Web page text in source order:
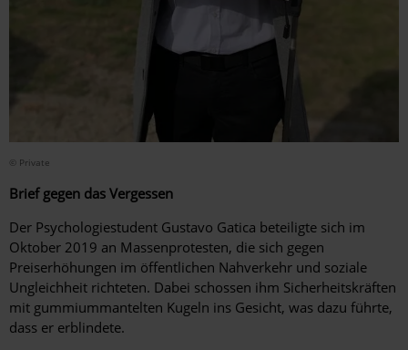
© Private
Brief gegen das Vergessen
Der Psychologiestudent Gustavo Gatica beteiligte sich im
Oktober 2019 an Massenprotesten, die sich gegen
Preiserhöhungen im öffentlichen Nahverkehr und soziale
Ungleichheit richteten. Dabei schossen ihm Sicherheitskräften
mit gummiummantelten Kugeln ins Gesicht, was dazu führte,
dass er erblindete.